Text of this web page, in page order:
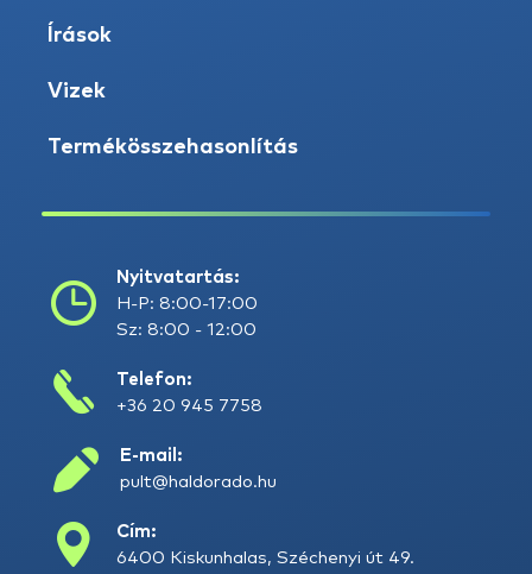
Írások
Vizek
Termékösszehasonlítás
Nyitvatartás:
H-P: 8:00-17:00
Sz: 8:00 - 12:00
Telefon:
+36 20 945 7758
E-mail:
pult@haldorado.hu
Cím:
6400 Kiskunhalas, Széchenyi út 49.